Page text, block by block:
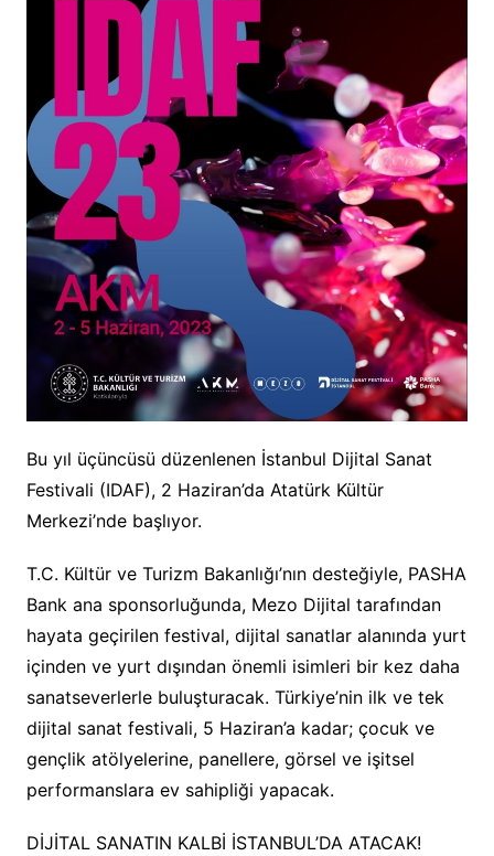
Bu yıl üçüncüsü düzenlenen İstanbul Dijital Sanat
Festivali (IDAF), 2 Haziran’da Atatürk Kültür
Merkezi’nde başlıyor.
T.C. Kültür ve Turizm Bakanlığı’nın desteğiyle, PASHA
Bank ana sponsorluğunda, Mezo Dijital tarafından
hayata geçirilen festival, dijital sanatlar alanında yurt
içinden ve yurt dışından önemli isimleri bir kez daha
sanatseverlerle buluşturacak. Türkiye’nin ilk ve tek
dijital sanat festivali, 5 Haziran’a kadar; çocuk ve
gençlik atölyelerine, panellere, görsel ve işitsel
performanslara ev sahipliği yapacak.
DİJİTAL SANATIN KALBİ İSTANBUL’DA ATACAK!